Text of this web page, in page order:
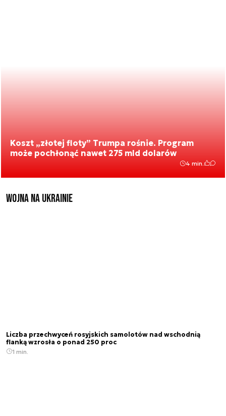
Koszt „złotej floty” Trumpa rośnie. Program
może pochłonąć nawet 275 mld dolarów
4 min.
Wojna na Ukrainie
Liczba przechwyceń rosyjskich samolotów nad wschodnią
flanką wzrosła o ponad 250 proc
1 min.